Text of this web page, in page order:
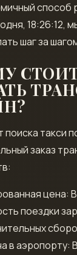
способ
18:26:12,
шаг за
поиска такси
заказ
цена:
поездки
в аэропорту: